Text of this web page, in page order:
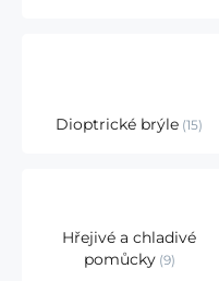
Dioptrické brýle 15
Hřejivé a chladivé
pomůcky 9